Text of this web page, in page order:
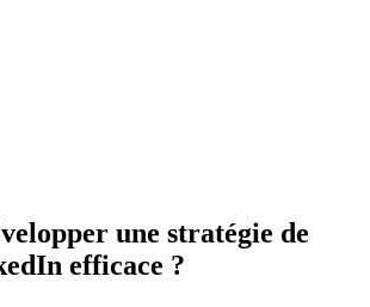
une stratégie de
efficace ?